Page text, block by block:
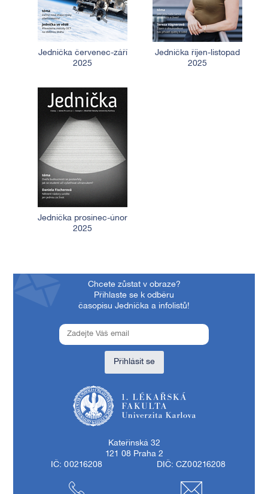
Jednička červenec-září
2025
Jednička říjen-listopad
2025
Jednička prosinec-únor
2025
Chcete zůstat v obraze?
Přihlaste se k odběru
časopisu Jednička a infolistů!
Přihlásit se
Kateřinská 32
121 08 Praha 2
IČ: 00216208
DIČ: CZ00216208